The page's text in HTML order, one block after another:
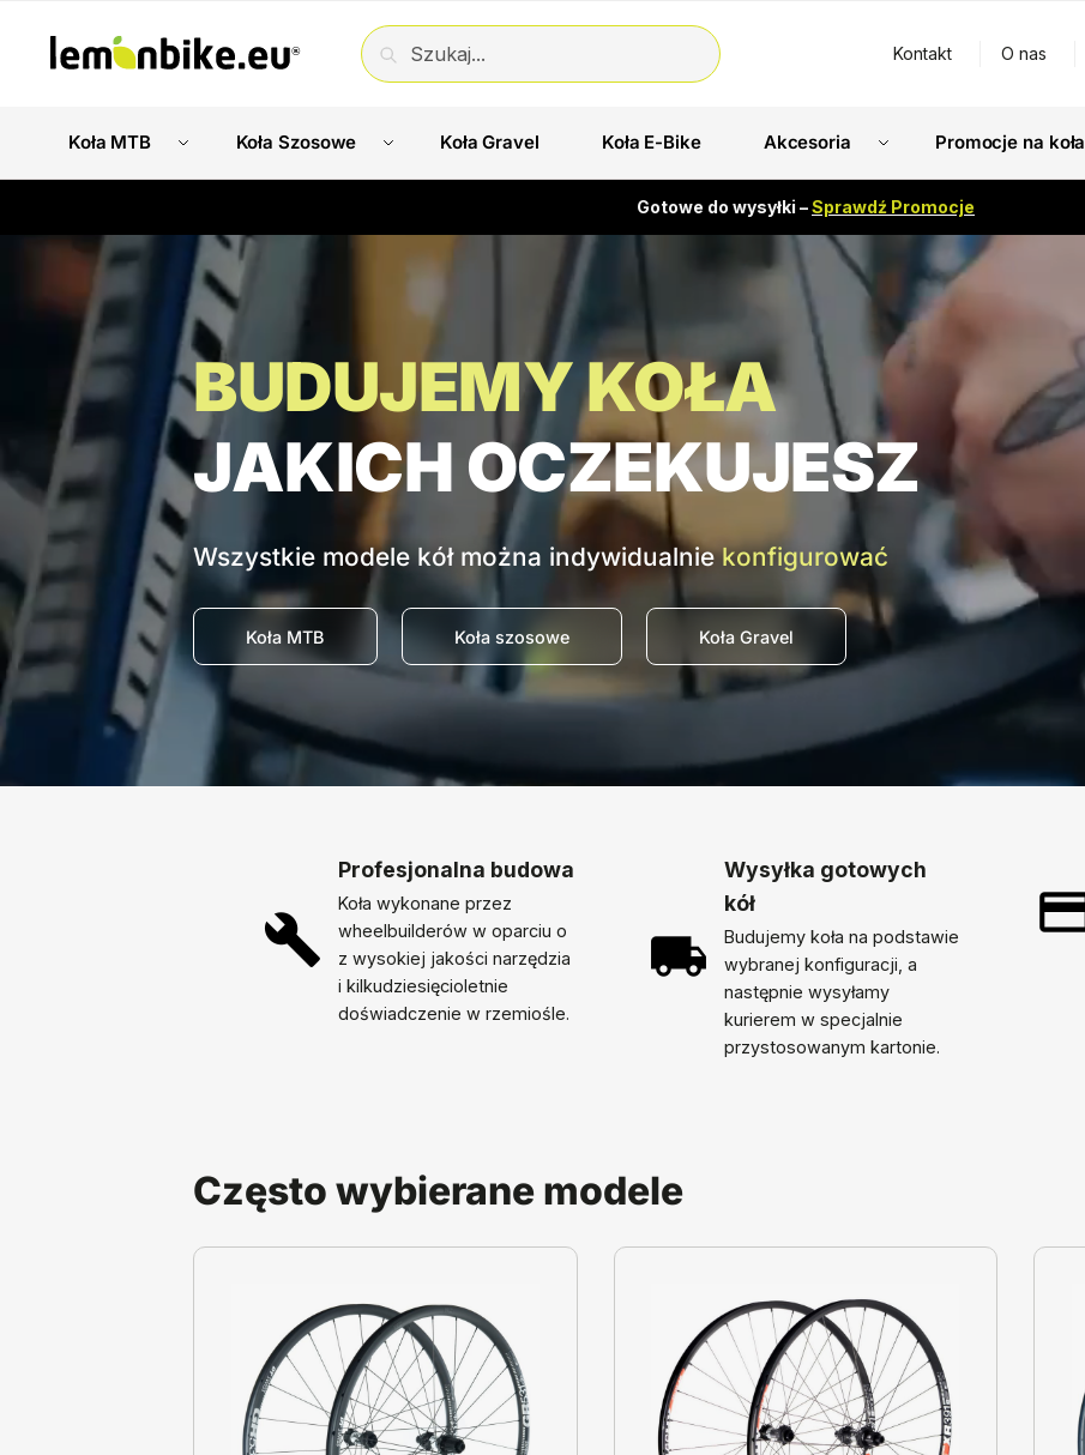
SZUKAJ
Kontakt O nas
Koła MTB Koła Szosowe Koła Gravel Koła E-Bike Akcesoria Promocje na koła
Gotowe do wysyłki –Sprawdź Promocje
BUDUJEMY KOŁA
JAKICH OCZEKUJESZ
Wszystkie modele kół można indywidualniekonfigurować
Koła MTB Koła szosowe Koła Gravel
Profesjonalna budowa
Koła wykonane przez
wheelbuilderów w oparciu o
z wysokiej jakości narzędzia
i kilkudziesięcioletnie
doświadczenie w rzemiośle.
Wysyłka gotowych
kół
Budujemy koła na podstawie
wybranej konfiguracji, a
następnie wysyłamy
kurierem w specjalnie
przystosowanym kartonie.
Często wybierane modele